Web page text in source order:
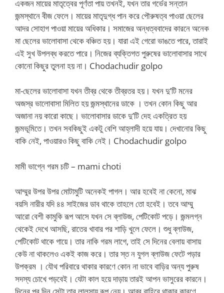
একজন মায়ের মাতৃত্বের পূর্ণতা পায় তখনই, যখন তার গর্ভের সন্তান
জন্মস্থানে বীজ ফেলে। মায়ের মাতৃদুগ্ধ পান করে পৌরুষত্ব পাওয়া ছেলের
আদর সোহাগ পাওয়া মায়ের অধিকার। সমাজের অন্ধত্ববাদের কারনে অনেক
মা ছেলের ভালোবাসা থেকে বঞ্চিত হয়। যারা এই গেরো ভাঙতে পারে, তারাই
এই সুখ উপলব্ধ করতে পারে। নিজের ব্যক্তিগত পুরুষের ভালোবাসার সাথে
কোনো কিছুর তুলনা হয় না। Chodachudir golpo
মা-ছেলের ভালোবাসা যখন তীব্র থেকে তীব্রতর হয়। যখন দু’টি মনের
অজস্র ভালোবাসা মিলিত হয় জন্মস্থানের ডাকে । তখন কোন কিছু আর
অজানা নয় কারো কাছে। ভালোবাসার ডাকে দু’টি দেহ একত্রিত হয়
জন্মভূমিতে। তখন সবকিছুই একটু বেশি আহ্লাদী হয়ে যায়। দেখানোর কিছু
বাকি নেই, পাওয়ারও কিছু বাকি নেই। Chodachudir golpo
মামী ভাগ্নে গরম চটি – mami choti
আম্মুর উপর উপর মোটামুটি অনেকই পাগল। আর হবেই না কেনো, মাঝ
বয়সি নারীর যদি ৪৪ সাইজের ডাব থাকে তাহলে তো হবেই। তবে আম্মু
আরো বেশী কামুকি রূপ আসে যখন সে ব্লাউজ, পেটিকোট পড়ে। জন্মলগ্ন
থেকেই দেখে আসছি, রাতের খাবার পর শাড়ি খুলে ফেলে। শুধু ব্লাউজ,
পেটিকোট থাকে গায়ে। তার নাকি গরম লাগে, তাই সে দিনের বেলায় বাসায়
কেউ না থাকলেও একই কাজ করে। তার স্ত ন যুগল ব্লাউজ ফেটে পড়ার
উপক্রম । যৌথ পরিবারে থাকার কারণে কোন না ভাবে বাড়ির অন্য পুরুষ
সদস্য চোখে পড়বেই। যেটা কাল হয়ে দাড়ায় তারই আপন ভাসুরের কারনে।